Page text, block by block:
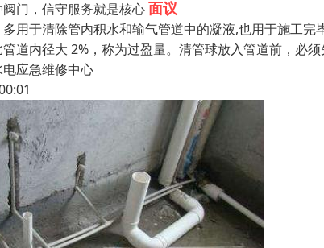
门，信守服务就是核心面议
用于清除管内积水和输气管道中的凝液,也用于施工
道内径大 2%，称为过盈量。清管球放入管道前，必
应急维修中心